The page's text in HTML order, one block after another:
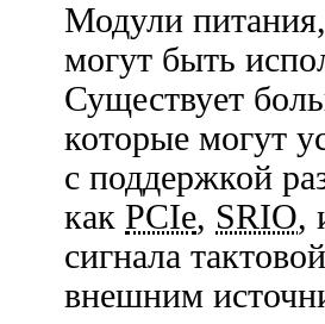
Модули
могут быть
Существует
которые могут
с поддержкой
как PCIe, SRIO,
сигнала
внешним